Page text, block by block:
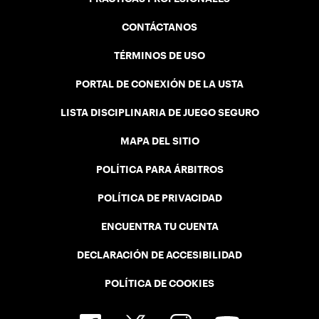
CONTÁCTANOS
TÉRMINOS DE USO
PORTAL DE CONEXIÓN DE LA USTA
LISTA DISCIPLINARIA DE JUEGO SEGURO
MAPA DEL SITIO
POLÍTICA PARA ÁRBITROS
POLÍTICA DE PRIVACIDAD
ENCUENTRA TU CUENTA
DECLARACIÓN DE ACCESIBILIDAD
POLÍTICA DE COOKIES